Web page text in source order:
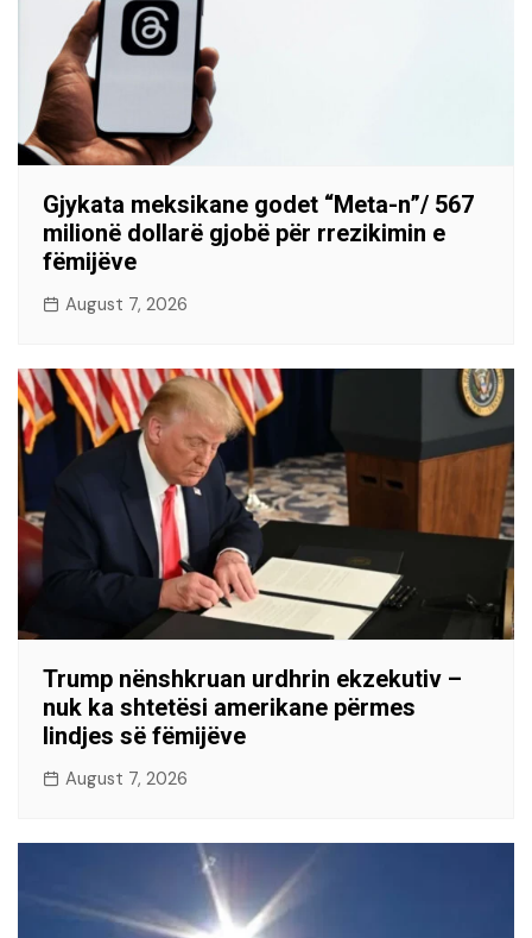
Gjykata meksikane godet “Meta-n”/ 567
milionë dollarë gjobë për rrezikimin e
fëmijëve
August 7, 2026
Trump nënshkruan urdhrin ekzekutiv –
nuk ka shtetësi amerikane përmes
lindjes së fëmijëve
August 7, 2026